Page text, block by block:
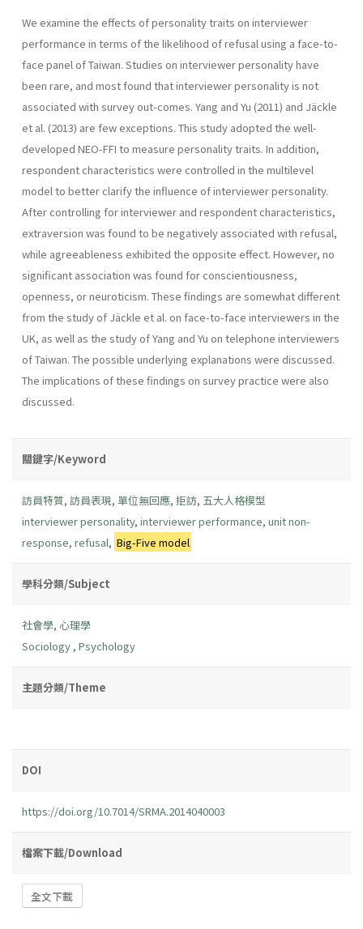
We examine the effects of personality traits on interviewer
performance in terms of the likelihood of refusal using a face-to-
face panel of Taiwan. Studies on interviewer personality have
been rare, and most found that interviewer personality is not
associated with survey out-comes. Yang and Yu (2011) and Jäckle
et al. (2013) are few exceptions. This study adopted the well-
developed NEO-FFI to measure personality traits. In addition,
respondent characteristics were controlled in the multilevel
model to better clarify the influence of interviewer personality.
After controlling for interviewer and respondent characteristics,
extraversion was found to be negatively associated with refusal,
while agreeableness exhibited the opposite effect. However, no
significant association was found for conscientiousness,
openness, or neuroticism. These findings are somewhat different
from the study of Jäckle et al. on face-to-face interviewers in the
UK, as well as the study of Yang and Yu on telephone interviewers
of Taiwan. The possible underlying explanations were discussed.
The implications of these findings on survey practice were also
discussed.
關鍵字/Keyword
訪員特質, 訪員表現, 單位無回應, 拒訪, 五大人格模型
interviewer personality, interviewer performance, unit non-
response, refusal, Big-Five model
學科分類/Subject
社會學, 心理學
Sociology , Psychology
主題分類/Theme
DOI
https://doi.org/10.7014/SRMA.2014040003
檔案下載/Download
全文下載